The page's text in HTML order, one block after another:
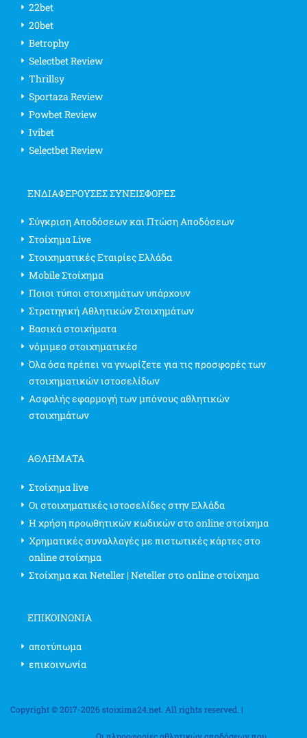
22bet
20bet
Betrophy
Selectbet Review
Thrillsy
Sportaza Review
Powbet Review
Ivibet
Selectbet Review
ΕΝΔΙΑΦΈΡΟΥΣΕΣ ΣΥΝΕΙΣΦΟΡΈΣ
Σύγκριση Αποδόσεων και Πτώση Αποδόσεων
Στοίχημα Live
Στοιχηματικές Εταιρίες Ελλάδα
Mobile Στοίχημα
Ποιοι τύποι στοιχημάτων υπάρχουν
Στρατηγική Αθλητικών Στοιχημάτων
Βασικά στοιχήματα
νόμιμεσ στοιχηματικέσ
Όλα όσα πρέπει να γνωρίζετε για τις προσφορές των
στοιχηματικών ιστοσελίδων
Ασφαλής εφαρμογή των μπόνους αθλητικών
στοιχημάτων
ΑΘΛΗΜΑΤΑ
Στοίχημα live
Οι στοιχηματικές ιστοσελίδες στην Ελλάδα
Η χρήση προωθητικών κωδικών στο online στοίχημα
Χρηματικές συναλλαγές με πιστωτικές κάρτες στο
online στοίχημα
Στοίχημα και Neteller | Neteller στο online στοίχημα
ΕΠΙΚΟΙΝΩΝΊΑ
αποτύπωμα
επικοινωνία
Copyright © 2017-2026 stoixima24.net. All rights reserved. |
Οι πληροφορίες αθλητικών αποδόσεων που